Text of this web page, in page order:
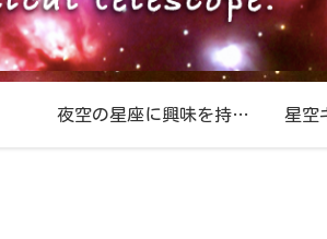
夜空の星座に興味を持ったら 星空